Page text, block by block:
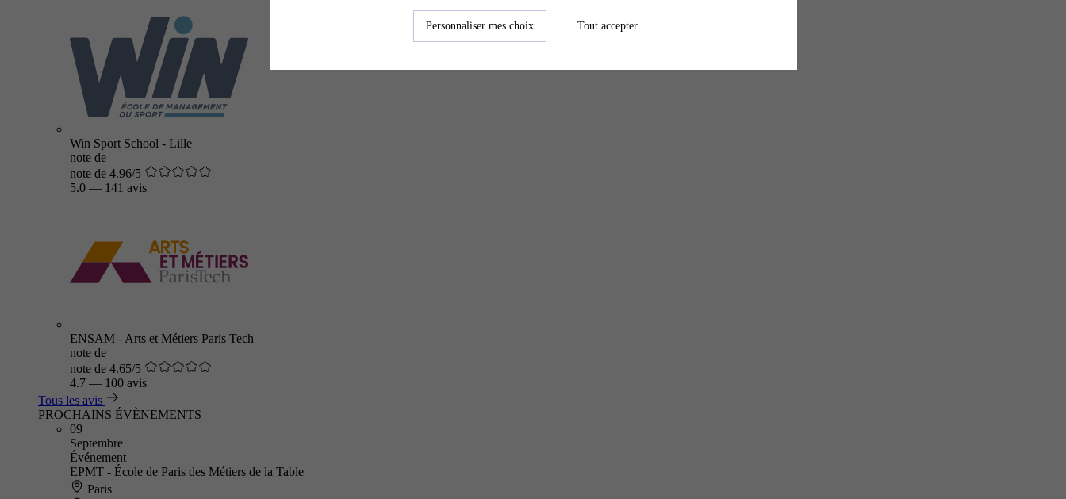
Win Sport School - Lille
note de
note de 4.96/5
5.0 — 141 avis
ENSAM - Arts et Métiers Paris Tech
note de
note de 4.65/5
4.7 — 100 avis
Tous les avis
PROCHAINS ÉVÈNEMENTS
09
Septembre
Événement
EPMT - École de Paris des Métiers de la Table
Paris
Personnaliser mes choix Tout accepter